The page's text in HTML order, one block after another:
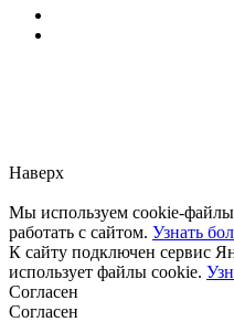
Наверх
Мы используем cookie-
работать с сайтом. Узнать
К сайту подключен сервис
использует файлы cookie.
Согласен
Согласен